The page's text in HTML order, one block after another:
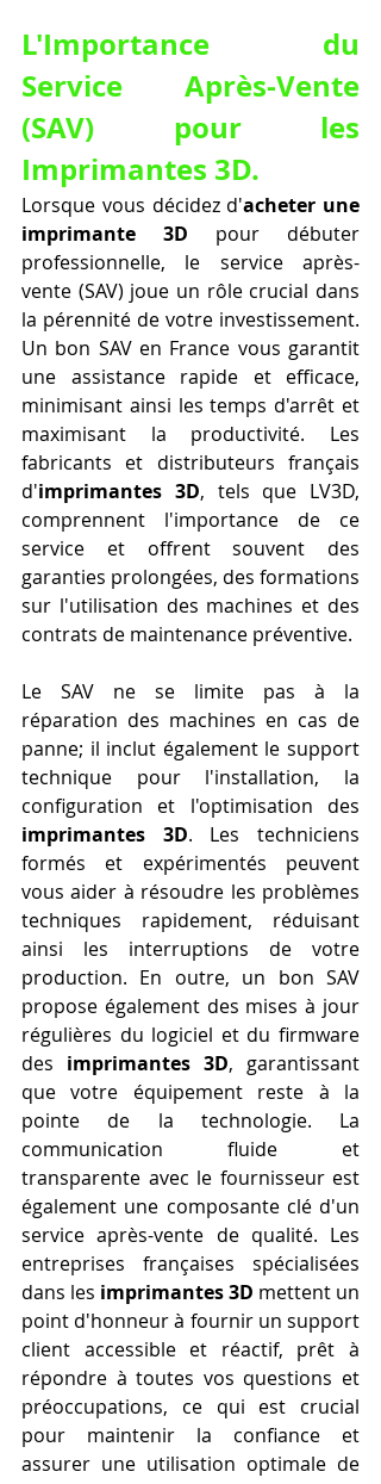
L'Importance du
Service Après-Vente
(SAV) pour les
Imprimantes 3D.
Lorsque vous décidez d'acheter une
imprimante 3D pour débuter
professionnelle, le service après-
vente (SAV) joue un rôle crucial dans
la pérennité de votre investissement.
Un bon SAV en France vous garantit
une assistance rapide et efficace,
minimisant ainsi les temps d'arrêt et
maximisant la productivité. Les
fabricants et distributeurs français
d'imprimantes 3D, tels que LV3D,
comprennent l'importance de ce
service et offrent souvent des
garanties prolongées, des formations
sur l'utilisation des machines et des
contrats de maintenance préventive.
Le SAV ne se limite pas à la
réparation des machines en cas de
panne; il inclut également le support
technique pour l'installation, la
imprimantes 3D. Les techniciens
formés et expérimentés peuvent
vous aider à résoudre les problèmes
techniques rapidement, réduisant
ainsi les interruptions de votre
production. En outre, un bon SAV
propose également des mises à jour
régulières du logiciel et du firmware
des imprimantes 3D, garantissant
que votre équipement reste à la
pointe de la technologie. La
communication fluide et
transparente avec le fournisseur est
également une composante clé d'un
service après-vente de qualité. Les
entreprises françaises spécialisées
dans les imprimantes 3D mettent un
point d'honneur à fournir un support
client accessible et réactif, prêt à
répondre à toutes vos questions et
préoccupations, ce qui est crucial
pour maintenir la confiance et
assurer une utilisation optimale de